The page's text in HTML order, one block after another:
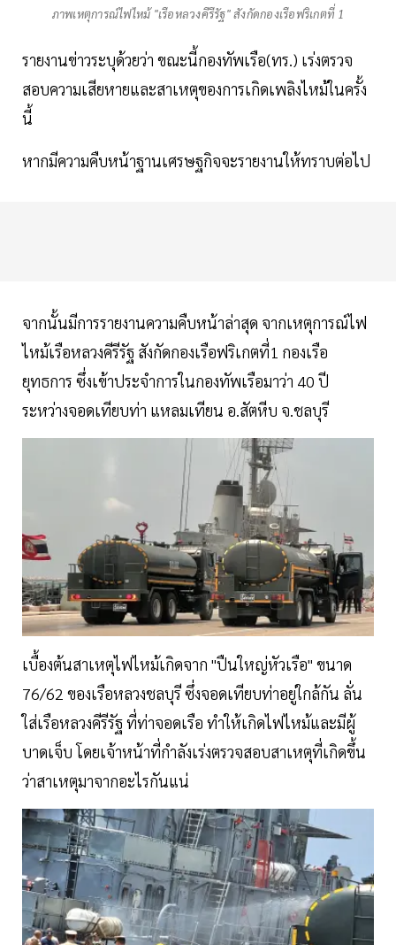
ภาพเหตุการณ์ไฟไหม้ "เรือหลวงคีรีรัฐ" สังกัดกองเรือฟริเกตที่ 1
รายงานข่าวระบุด้วยว่า ขณะนี้กองทัพเรือ(ทร.) เร่งตรวจ
สอบความเสียหายและสาเหตุของการเกิดเพลิงไหม้ในครั้ง
นี้
หากมีความคืบหน้าฐานเศรษฐกิจจะรายงานให้ทราบต่อไป
จากนั้นมีการรายงานความคืบหน้าล่าสุด จากเหตุการณ์ไฟ
ไหม้เรือหลวงคีรีรัฐ สังกัดกองเรือฟริเกตที่1 กองเรือ
ยุทธการ ซึ่งเข้าประจำการในกองทัพเรือมาว่า 40 ปี
ระหว่างจอดเทียบท่า แหลมเทียน อ.สัตหีบ จ.ชลบุรี
เบื้องต้นสาเหตุไฟไหม้เกิดจาก "ปืนใหญ่หัวเรือ" ขนาด
76/62 ของเรือหลวงชลบุรี ซึ่งจอดเทียบท่าอยู่ใกล้กัน ลั่น
ใส่เรือหลวงคีรีรัฐ ที่ท่าจอดเรือ ทำให้เกิดไฟไหม้และมีผู้
บาดเจ็บ โดยเจ้าหน้าที่กำลังเร่งตรวจสอบสาเหตุที่เกิดขึ้น
ว่าสาเหตุมาจากอะไรกันแน่